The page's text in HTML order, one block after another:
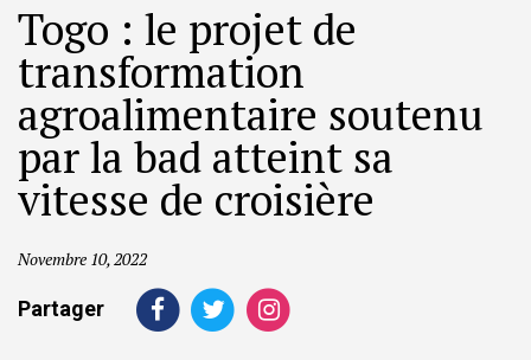
Togo : le projet de
transformation
agroalimentaire soutenu
par la bad atteint sa
vitesse de croisière
Novembre 10, 2022
Partager